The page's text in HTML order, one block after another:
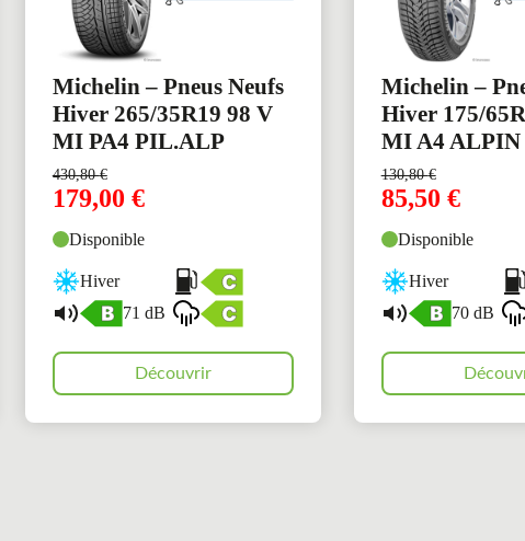
Michelin – Pneus Neufs
Hiver 265/35R19 98 V
MI PA4 PIL.ALP
430,80€
179,00 €
Disponible
Hiver
71 dB
Découvrir
Michelin –
Hiver 175/
MI A4 ALPIN
130,80€
85,50 €
Disponible
Hiver
70 dB